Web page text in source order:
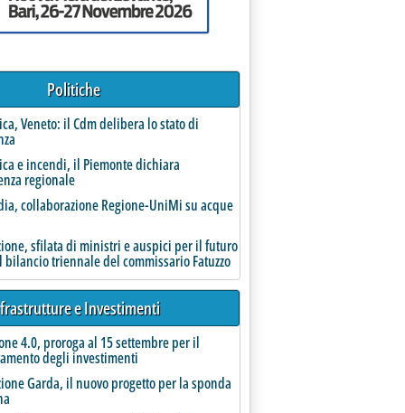
'
Bruno Manzi (Ama) all'Economia circolare, Lorenzo Perra (Alia) all'Epr tessili
2025 alle 10.23.
Politiche
Veneto: il Cdm delibera lo stato di
e incendi, il Piemonte dichiara
regionale
collaborazione Regione-UniMi su acque
sfilata di ministri e auspici per il futuro
bilancio triennale del commissario Fatuzzo
e Investimenti
4.0, proroga al 15 settembre per il
degli investimenti
Garda, il nuovo progetto per la sponda